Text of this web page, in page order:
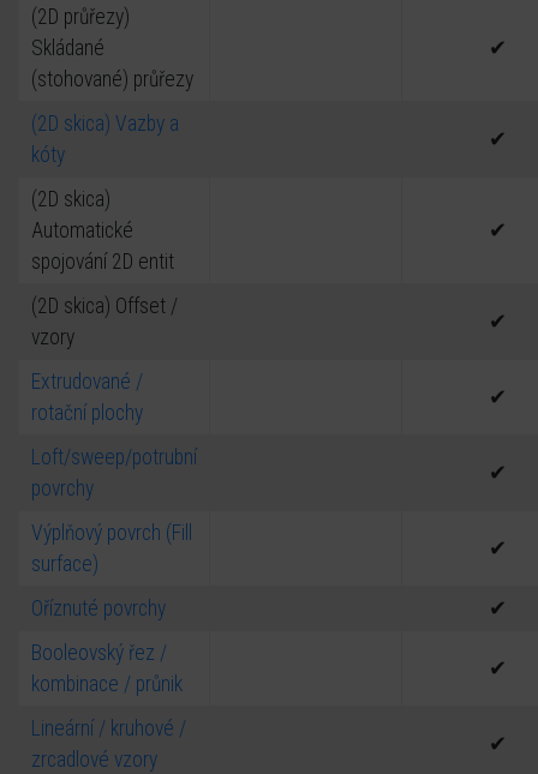
(2D průřezy)
Skládané
(stohované) průřezy
✔
(2D skica) Vazby a
kóty
✔
(2D skica)
Automatické
spojování 2D entit
✔
(2D skica) Offset /
vzory
✔
Extrudované /
rotační plochy
✔
Loft/sweep/potrubní
povrchy
✔
Výplňový povrch (Fill
surface)
✔
Oříznuté povrchy
✔
Booleovský řez /
kombinace / průnik
✔
Lineární / kruhové /
zrcadlové vzory
✔